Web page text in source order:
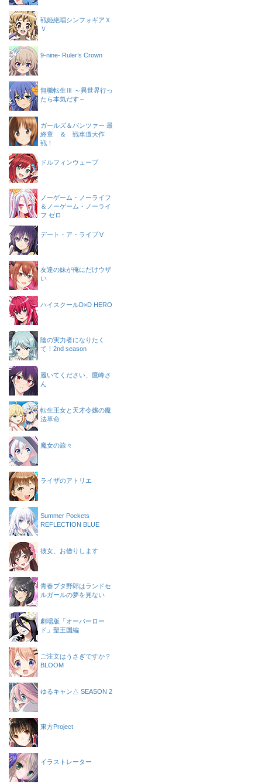
戦姫絶唱シンフォギアＸ
Ｖ
9-nine- Ruler’s Crown
無職転生Ⅲ ～異世界行っ
たら本気だす～
ガールズ＆パンツァー 最
終章 ＆ 戦車道大作
戦！
ドルフィンウェーブ
ノーゲーム・ノーライフ
＆ノーゲーム・ノーライ
フ ゼロ
デート・ア・ライブⅤ
友達の妹が俺にだけウザ
い
ハイスクールD×D HERO
陰の実力者になりたく
て！2nd season
履いてください、鷹峰さ
ん
転生王女と天才令嬢の魔
法革命
魔女の旅々
ライザのアトリエ
Summer Pockets
REFLECTION BLUE
彼女、お借りします
青春ブタ野郎はランドセ
ルガールの夢を見ない
劇場版「オーバーロー
ド」聖王国編
ご注文はうさぎですか？
BLOOM
ゆるキャン△ SEASON 2
東方Project
イラストレーター